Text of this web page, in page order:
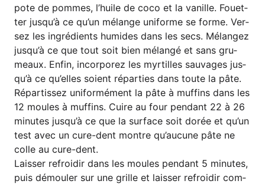
po­te de pom­mes, l’hui­le de coco et la vanil­le. Fou­et­
ter jus­qu’à ce qu’un mélan­ge uni­for­me se for­me. Ver­
sez les ing­ré­di­ents humi­des dans les secs. Mélan­gez
jus­qu’à ce que tout soit bien mélan­gé et sans gru­
meaux. Enfin, incor­po­rez les myr­til­les sau­va­ges jus­
qu’à ce qu’el­les soi­ent répar­ties dans tou­te la pâte.
Répar­tis­sez uni­for­mé­ment la pâte à muf­fins dans les
12 moules à muf­fins. Cui­re au four pen­dant 22 à 26
minu­tes jus­qu’à ce que la sur­face soit dorée et qu’un
test avec un cure-dent mont­re qu’au­cu­ne pâte ne
col­le au cure-dent.
Lais­ser refro­idir dans les moules pen­dant 5 minu­tes,
puis démou­ler sur une gril­le et lais­ser refro­idir com­